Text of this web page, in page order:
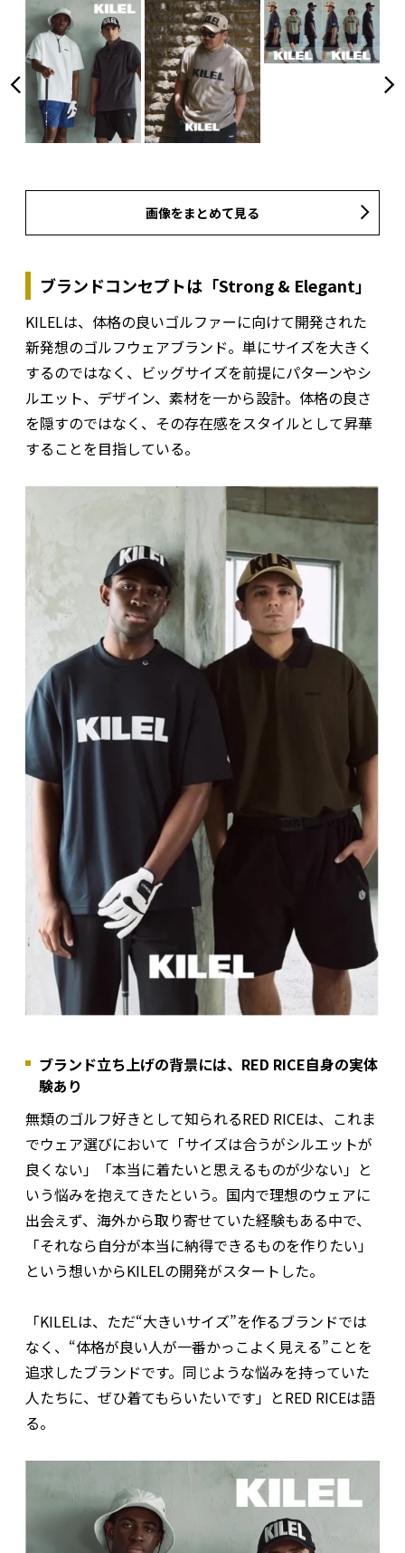
画像をまとめて見る
ブランドコンセプトは「Strong & Elegant」
KILELは、体格の良いゴルファーに向けて開発された
新発想のゴルフウェアブランド。単にサイズを大きく
するのではなく、ビッグサイズを前提にパターンやシ
ルエット、デザイン、素材を一から設計。体格の良さ
を隠すのではなく、その存在感をスタイルとして昇華
することを目指している。
ブランド立ち上げの背景には、RED RICE自身の実体
験あり
無類のゴルフ好きとして知られるRED RICEは、これま
でウェア選びにおいて「サイズは合うがシルエットが
良くない」「本当に着たいと思えるものが少ない」と
いう悩みを抱えてきたという。国内で理想のウェアに
出会えず、海外から取り寄せていた経験もある中で、
「それなら自分が本当に納得できるものを作りたい」
という想いからKILELの開発がスタートした。
「KILELは、ただ“大きいサイズ”を作るブランドでは
なく、“体格が良い人が一番かっこよく見える”ことを
追求したブランドです。同じような悩みを持っていた
人たちに、ぜひ着てもらいたいです」とRED RICEは語
る。